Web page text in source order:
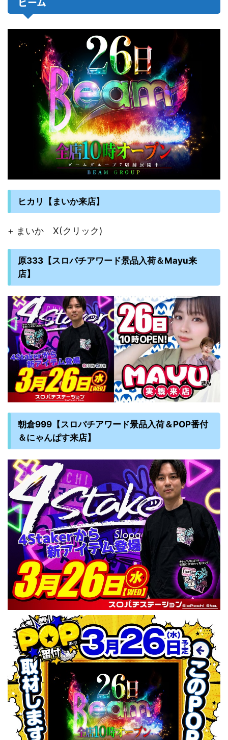
ヒカリ【まいか来店】
+ まいか X(クリック)
原333【スロパチアワード景品入荷＆Mayu来
店】
朝倉999【スロパチアワード景品入荷＆POP番付
＆にゃんぱす来店】